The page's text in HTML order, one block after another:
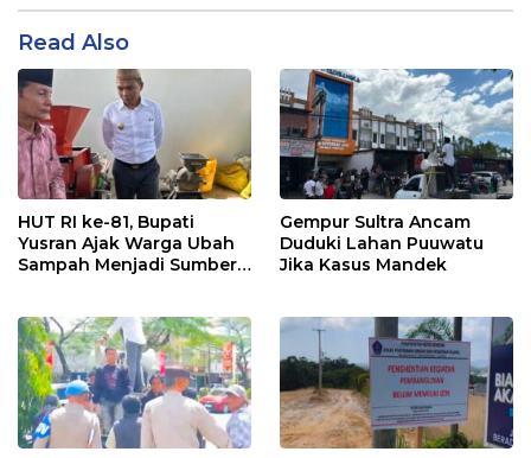
Read Also
HUT RI ke-81, Bupati
Yusran Ajak Warga Ubah
Sampah Menjadi Sumber
Gempur Sultra Ancam
Duduki Lahan Puuwatu
Jika Kasus Mandek